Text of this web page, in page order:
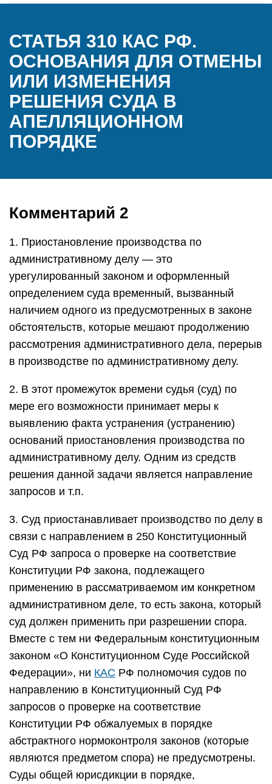
СТАТЬЯ 310 КАС РФ.
ОСНОВАНИЯ ДЛЯ ОТМЕНЫ
ИЛИ ИЗМЕНЕНИЯ
РЕШЕНИЯ СУДА В
АПЕЛЛЯЦИОННОМ
ПОРЯДКЕ
Комментарий 2
1. Приостановление производства по
административному делу — это
урегулированный законом и оформленный
определением суда временный, вызванный
наличием одного из предусмотренных в законе
обстоятельств, которые мешают продолжению
рассмотрения административного дела, перерыв
в производстве по административному делу.
2. В этот промежуток времени судья (суд) по
мере его возможности принимает меры к
выявлению факта устранения (устранению)
оснований приостановления производства по
административному делу. Одним из средств
решения данной задачи является направление
запросов и т.п.
3. Суд приостанавливает производство по делу в
связи с направлением в 250 Конституционный
Суд РФ запроса о проверке на соответствие
Конституции РФ закона, подлежащего
применению в рассматриваемом им конкретном
административном деле, то есть закона, который
суд должен применить при разрешении спора.
Вместе с тем ни Федеральным конституционным
законом «О Конституционном Суде Российской
Федерации», ни КАС РФ полномочия судов по
направлению в Конституционный Суд РФ
запросов о проверке на соответствие
Конституции РФ обжалуемых в порядке
абстрактного нормоконтроля законов (которые
являются предметом спора) не предусмотрены.
Суды общей юрисдикции в порядке,